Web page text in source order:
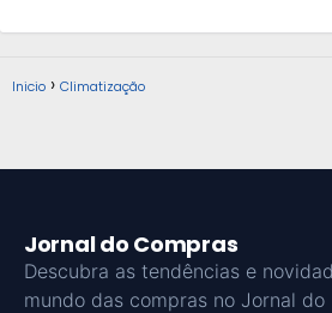
Inicio Climatização
Jornal do Compras
Descubra as tendências e
mundo das compras no Jornal do